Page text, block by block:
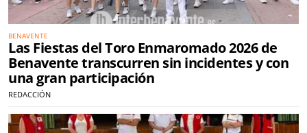
BENAVENTE
Las Fiestas del Toro Enmaromado 2026 de
Benavente transcurren sin incidentes y con
una gran participación
REDACCIÓN